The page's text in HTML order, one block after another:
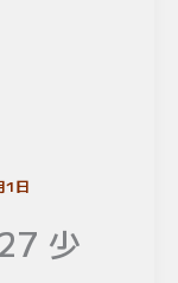
1日
少